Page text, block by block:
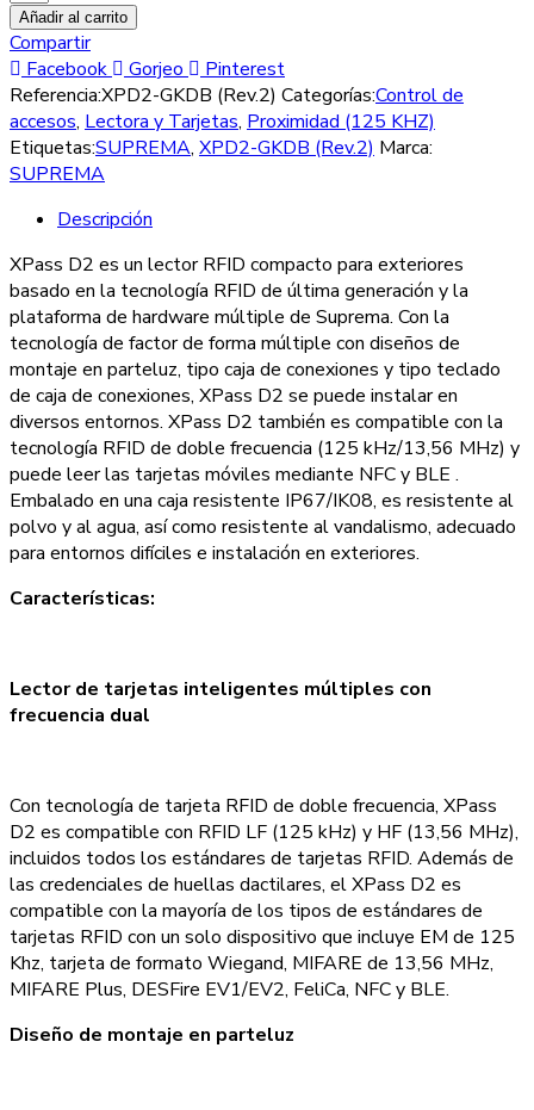
esclavos
Suprema
Xpass
D2
XPD2-
GKDB
(Rev.2)
Añadir al carrito
Compartir
Facebook
Gorjeo
Pinterest
Referencia:XPD2-GKDB (Rev.2) Categorías:Control de
accesos, Lectora y Tarjetas, Proximidad (125 KHZ)
Etiquetas:SUPREMA, XPD2-GKDB (Rev.2) Marca:
SUPREMA
Descripción
XPass D2 es un lector RFID compacto para exteriores
basado en la tecnología RFID de última generación y la
plataforma de hardware múltiple de Suprema. Con la
tecnología de factor de forma múltiple con diseños de
montaje en parteluz, tipo caja de conexiones y tipo teclado
de caja de conexiones, XPass D2 se puede instalar en
diversos entornos. XPass D2 también es compatible con la
tecnología RFID de doble frecuencia (125 kHz/13,56 MHz) y
puede leer las tarjetas móviles mediante NFC y BLE .
Embalado en una caja resistente IP67/IK08, es resistente al
polvo y al agua, así como resistente al vandalismo, adecuado
para entornos difíciles e instalación en exteriores.
Características:
Lector de tarjetas inteligentes múltiples con
frecuencia dual
Con tecnología de tarjeta RFID de doble frecuencia, XPass
D2 es compatible con RFID LF (125 kHz) y HF (13,56 MHz),
incluidos todos los estándares de tarjetas RFID. Además de
las credenciales de huellas dactilares, el XPass D2 es
compatible con la mayoría de los tipos de estándares de
tarjetas RFID con un solo dispositivo que incluye EM de 125
Khz, tarjeta de formato Wiegand, MIFARE de 13,56 MHz,
MIFARE Plus, DESFire EV1/EV2, FeliCa, NFC y BLE.
Diseño de montaje en parteluz